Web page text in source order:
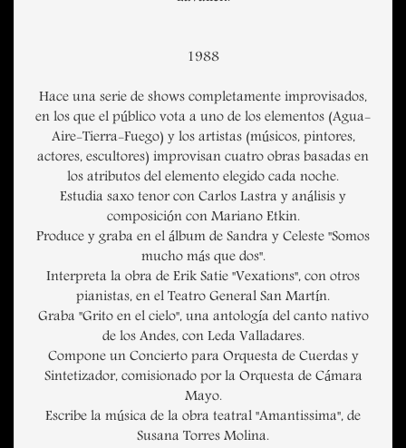
1988
Hace una serie de shows completamente improvisados,
en los que el público vota a uno de los elementos (Agua-
Aire-Tierra-Fuego) y los artistas (músicos, pintores,
actores, escultores) improvisan cuatro obras basadas en
los atributos del elemento elegido cada noche.
Estudia saxo tenor con Carlos Lastra y análisis y
composición con Mariano Etkin.
Produce y graba en el álbum de Sandra y Celeste "Somos
mucho más que dos".
Interpreta la obra de Erik Satie "Vexations", con otros
pianistas, en el Teatro General San Martín.
Graba "Grito en el cielo", una antología del canto nativo
de los Andes, con Leda Valladares.
Compone un Concierto para Orquesta de Cuerdas y
Sintetizador, comisionado por la Orquesta de Cámara
Mayo.
Escribe la música de la obra teatral "Amantissima", de
Susana Torres Molina.